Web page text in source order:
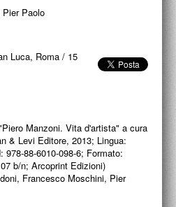
Luca, Roma
Manzoni. Vita d'artista" a cura
& Levi Editore, 2013; Lingua:
88-6010-098-6; Formato:
b/n; Arcoprint Edizioni)
Francesco Moschini, Pier
c’è prima, dopo e dietro la Merda
rimasto fedele alle origini